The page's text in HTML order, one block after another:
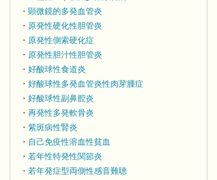
顕微鏡的多発血管炎
原発性硬化性胆管炎
原発性側索硬化症
原発性胆汁性胆管炎
好酸球性食道炎
好酸球性多発血管炎性肉芽腫症
好酸球性副鼻腔炎
再発性多発軟骨炎
紫斑病性腎炎
自己免疫性溶血性貧血
若年性特発性関節炎
若年発症型両側性感音難聴